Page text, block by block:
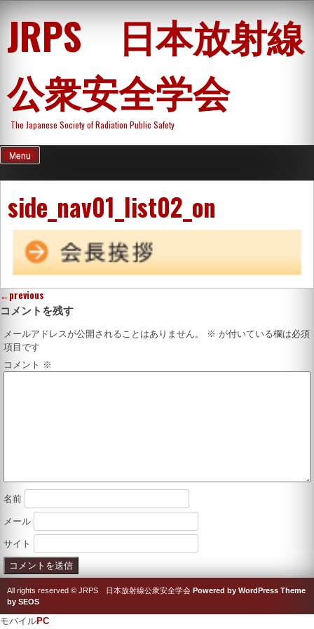
content
JRPS 日本放射線
公衆安全学会
The Japanese Society of Radiation Public Safety
Menu
side_nav01_list02_on
←previous
コメントを残す
メールアドレスが公開されることはありません。 ※ が付いている欄は必須
項目です
コメント ※
名前
メール
サイト
All rights reserved © JRPS 日本放射線公衆安全学会 Powered by WordPress Theme
by SEOS
モバイルPC